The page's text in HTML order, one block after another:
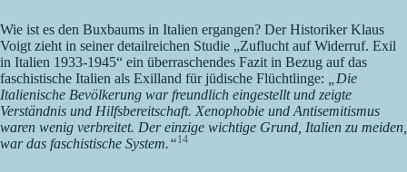
Wie ist es den Buxbaums in Italien ergangen? Der Historiker Klaus
Voigt zieht in seiner detailreichen Studie „Zuflucht auf Widerruf. Exil
in Italien 1933-1945“ ein überraschendes Fazit in Bezug auf das
faschistische Italien als Exilland für jüdische Flüchtlinge:
„Die
Italienische Bevölkerung war freundlich eingestellt und zeigte
Verständnis und Hilfsbereitschaft. Xenophobie und Antisemitismus
waren wenig verbreitet. Der einzige wichtige Grund, Italien zu meiden,
war das faschistische System.“14